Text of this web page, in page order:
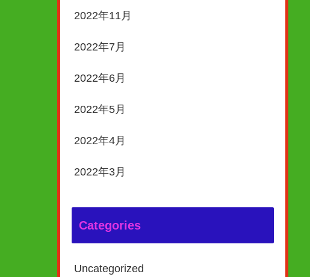
2022年11月
2022年7月
2022年6月
2022年5月
2022年4月
2022年3月
Categories
Uncategorized